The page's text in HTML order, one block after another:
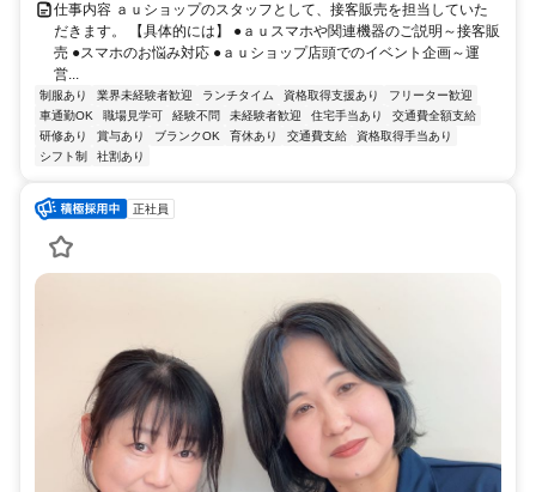
仕事内容 ａｕショップのスタッフとして、接客販売を担当していた
だきます。 【具体的には】 ●ａｕスマホや関連機器のご説明～接客販
売 ●スマホのお悩み対応 ●ａｕショップ店頭でのイベント企画～運
営...
制服あり 業界未経験者歓迎 ランチタイム 資格取得支援あり
フリーター歓迎
車通勤OK
職場見学可 経験不問 未経験者歓迎 住宅手当あり
交通費全額支給
研修あり
賞与あり ブランクOK 育休あり 交通費支給
資格取得手当あり
シフト制
社割あり
正社員